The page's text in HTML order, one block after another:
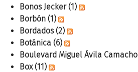
Bonos Jecker (1)
Borbón (1)
Bordados (2)
Botánica (6)
Boulevard Miguel Ávila Camacho
Box (11)